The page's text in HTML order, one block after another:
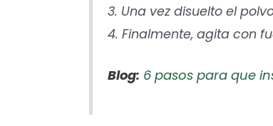
3. Una vez disuelto el
4. Finalmente, agita con
Blog: 6 pasos para que